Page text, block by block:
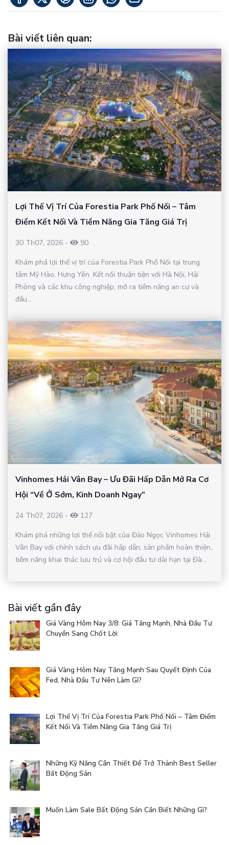
Bài viết liên quan:
Lợi Thế Vị Trí Của Forestia Park Phố Nối – Tâm
Điểm Kết Nối Và Tiềm Năng Gia Tăng Giá Trị
30 Th07, 2026 -
90
Khám phá lợi thế vị trí của Forestia Park Phố Nối tại trung
tâm Mỹ Hào, Hưng Yên. Kết nối thuận tiện với Hà Nội, Hải
Phòng và các khu công nghiệp, mở ra tiềm năng an cư và
đầu...
Vinhomes Hải Vân Bay – Ưu Đãi Hấp Dẫn Mở Ra Cơ
Hội “Về Ở Sớm, Kinh Doanh Ngay”
24 Th07, 2026 -
127
Khám phá những lợi thế nổi bật của Đảo Ngọc Vinhomes Hải
Vân Bay với chính sách ưu đãi hấp dẫn, sản phẩm hoàn thiện,
tiềm năng khai thác lưu trú và cơ hội đầu tư dài hạn tại Đà...
Bài viết gần đây
Giá Vàng Hôm Nay 3/8: Giá Tăng Mạnh, Nhà Đầu Tư
Chuyển Sang Chốt Lời
Giá Vàng Hôm Nay Tăng Mạnh Sau Quyết Định Của
Fed, Nhà Đầu Tư Nên Làm Gì?
Lợi Thế Vị Trí Của Forestia Park Phố Nối – Tâm Điểm
Kết Nối Và Tiềm Năng Gia Tăng Giá Trị
Những Kỹ Năng Cần Thiết Để Trở Thành Best Seller
Bất Động Sản
Muốn Làm Sale Bất Động Sản Cần Biết Những Gì?